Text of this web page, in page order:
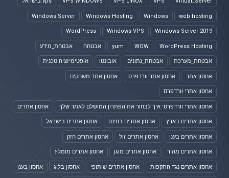
web hosting
Windows
Windows Hosting
Windows Server
Windows Server 2019
Windows VPS
WordPress
WordPress Hosting
WOW
yum אבטחה אבטחת_מידע
אבטחת_מערכת אבטחת_נתונים אובונטו אופטימיזציה טכנית
אחסון אתר אחסון אתר וורדפרס אחסון אתר משחקים
אחסון אתרי וורדפרס
אחסון אתרי וורדפרס: איך לבחור את הפתרון המושלם לאתר שלך אחסון אתרים
אחסון אתרים בארץ אחסון אתרים בחינם אחסון אתרים בישראל
אחסון אתרים בענן אחסון אתרים זול אחסון אתרים חזק
אחסון אתרים מהיר אחסון אתרים מוגן אחסון אתרים מומלץ
אחסון אתרים נגד התקפות אחסון אתרים שיתופי אחסון בלוג אחסון בענן